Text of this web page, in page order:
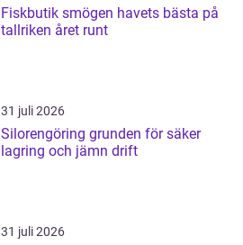
Fiskbutik smögen havets bästa på
tallriken året runt
31 juli 2026
Silorengöring grunden för säker
lagring och jämn drift
31 juli 2026